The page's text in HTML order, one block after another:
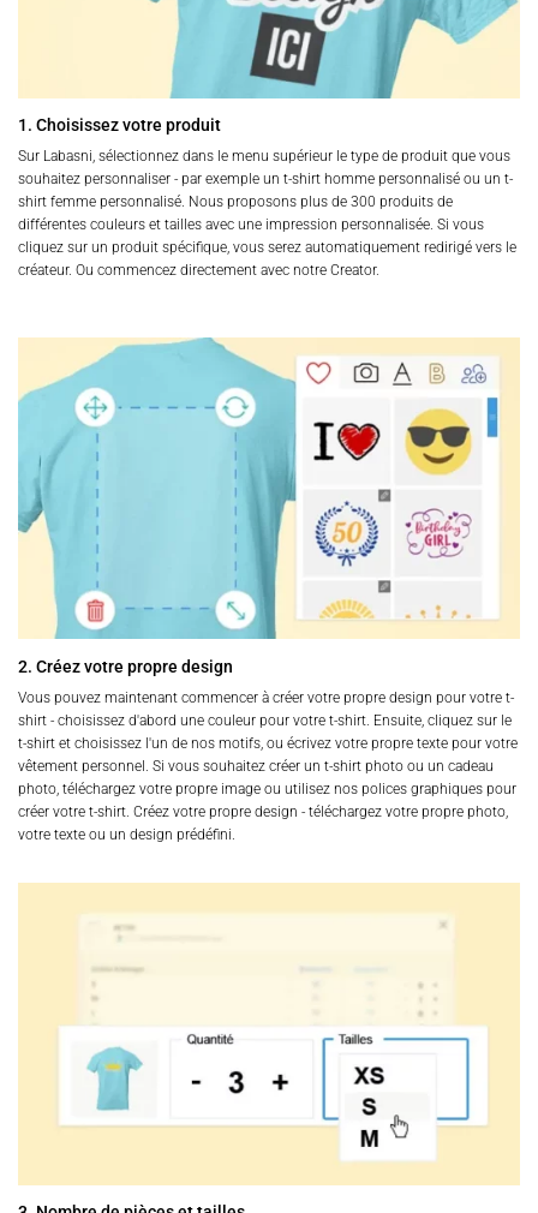
produit
1. Choisissez votre produit
Sur Labasni, sélectionnez dans le menu supérieur le type de produit que vous
souhaitez personnaliser - par exemple un t-shirt homme personnalisé ou un t-
shirt femme personnalisé. Nous proposons plus de 300 produits de
différentes couleurs et tailles avec une impression personnalisée. Si vous
cliquez sur un produit spécifique, vous serez automatiquement redirigé vers le
créateur. Ou commencez directement avec notre Creator.
2. Créez votre propre design
Vous pouvez maintenant commencer à créer votre propre design pour votre t-
shirt - choisissez d'abord une couleur pour votre t-shirt. Ensuite, cliquez sur le
t-shirt et choisissez l'un de nos motifs, ou écrivez votre propre texte pour votre
vêtement personnel. Si vous souhaitez créer un t-shirt photo ou un cadeau
photo, téléchargez votre propre image ou utilisez nos polices graphiques pour
créer votre t-shirt. Créez votre propre design - téléchargez votre propre photo,
votre texte ou un design prédéfini.